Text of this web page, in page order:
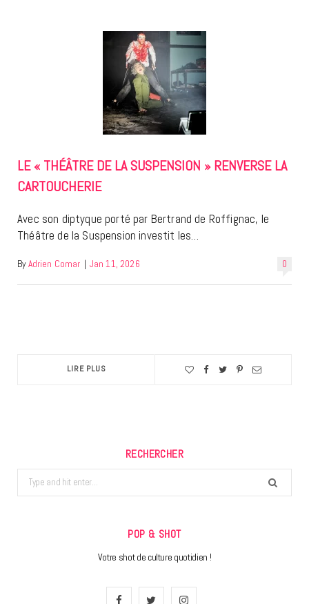
LE « THÉÂTRE DE LA SUSPENSION » RENVERSE LA
CARTOUCHERIE
Avec son diptyque porté par Bertrand de Roffignac, le
Théâtre de la Suspension investit les…
0
By Adrien Comar | Jan 11, 2026
LIRE PLUS
RECHERCHER
Search
for:
POP & SHOT
Votre shot de culture quotidien !
F
I